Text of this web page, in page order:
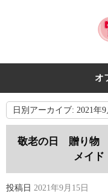
オ
日別アーカイブ: 2021年9
敬老の日 贈り
メイ
投稿日 2021年9月15日